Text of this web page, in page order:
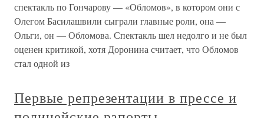
спектакль по Гончарову — «Обломов», в котором они с
Олегом Басилашвили сыграли главные роли, она —
Ольги, он — Обломова. Спектакль шел недолго и не был
оценен критикой, хотя Доронина считает, что Обломов
стал одной из
Первые репрезентации в прессе и